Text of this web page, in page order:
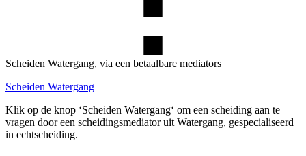
Scheiden Watergang, via een betaalbare mediators
Scheiden Watergang
Klik op de knop ‘Scheiden Watergang‘ om een scheiding aan te
vragen door een scheidingsmediator uit Watergang, gespecialiseerd
in echtscheiding.